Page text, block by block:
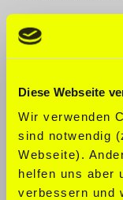
Diese Webseite
Wir verwenden
sind notwendig
Webseite).
helfen uns aber
verbessern und
KÖRPERMA
Tennis